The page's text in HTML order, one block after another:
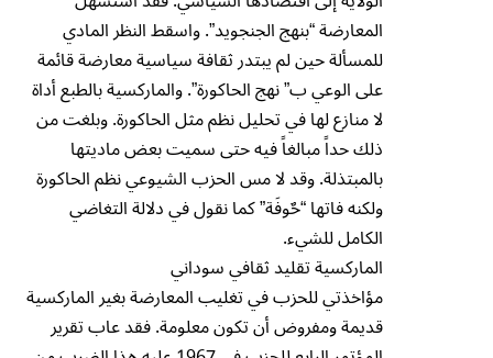
المعارضة “بنهج الجنجويد”. واسقط النظر المادي
للمسألة حين لم يبتدر ثقافة سياسية معارضة قائمة
على الوعي ب” نهج الحاكورة”. والماركسية بالطبع أداة
لا منازع لها في تحليل نظم مثل الحاكورة. وبلغت من
ذلك حداً مبالغاً فيه حتى سميت بعض ماديتها
بالمبتذلة. وقد لا مس الحزب الشيوعي نظم الحاكورة
ولكنه فاتها “حٌوفَة” كما نقول في دلالة التغاضي
الكامل للشيء.
الماركسية تقليد ثقافي سوداني
مؤاخذتي للحزب في تغليب المعارضة بغير الماركسية
قديمة ومفروض أن تكون معلومة. فقد عاب تقرير